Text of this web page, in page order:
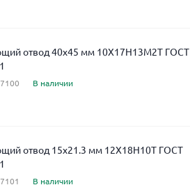
отвод 40x45 мм 10Х17Н13М2Т ГОСТ
В наличии
отвод 15x21.3 мм 12Х18Н10Т ГОСТ
В наличии